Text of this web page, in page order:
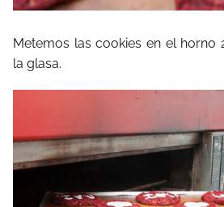
Metemos las cookies en el horno
la glasa.